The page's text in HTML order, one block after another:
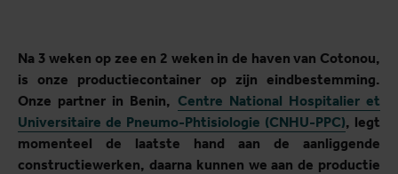
Na 3 weken op zee en 2 weken in de haven van Cotonou,
is onze productiecontainer op zijn eindbestemming.
Onze partner in Benin, Centre National Hospitalier et
Universitaire de Pneumo-Phtisiologie (CNHU-PPC), legt
momenteel de laatste hand aan de aanliggende
constructiewerken, daarna kunnen we aan de productie